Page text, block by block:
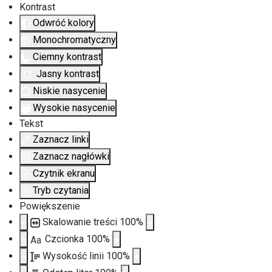
Kontrast
Odwróć kolory
Monochromatyczny
Ciemny kontrast
Jasny kontrast
Niskie nasycenie
Wysokie nasycenie
Tekst
Zaznacz linki
Zaznacz nagłówki
Czytnik ekranu
Tryb czytania
Powiększenie
Skalowanie treści 100%
Aa Czcionka 100%
Wysokość linii 100%